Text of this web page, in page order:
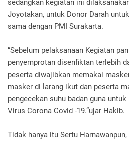
sedangkan kegiatan ini
Joyotakan, untuk Donor Darah
sama dengan PMI Surakarta.
“Sebelum pelaksanaan Kegiatan
penyemprotan disenfiktan terlebih
peserta diwajibkan memakai
masker di larang ikut dan peserta
pengecekan suhu badan guna
Virus Corona Covid -19.”ujar Hakib.
Tidak hanya itu Sertu